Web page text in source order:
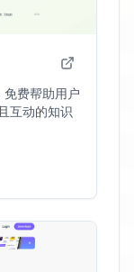
费帮助用户
互动的知识